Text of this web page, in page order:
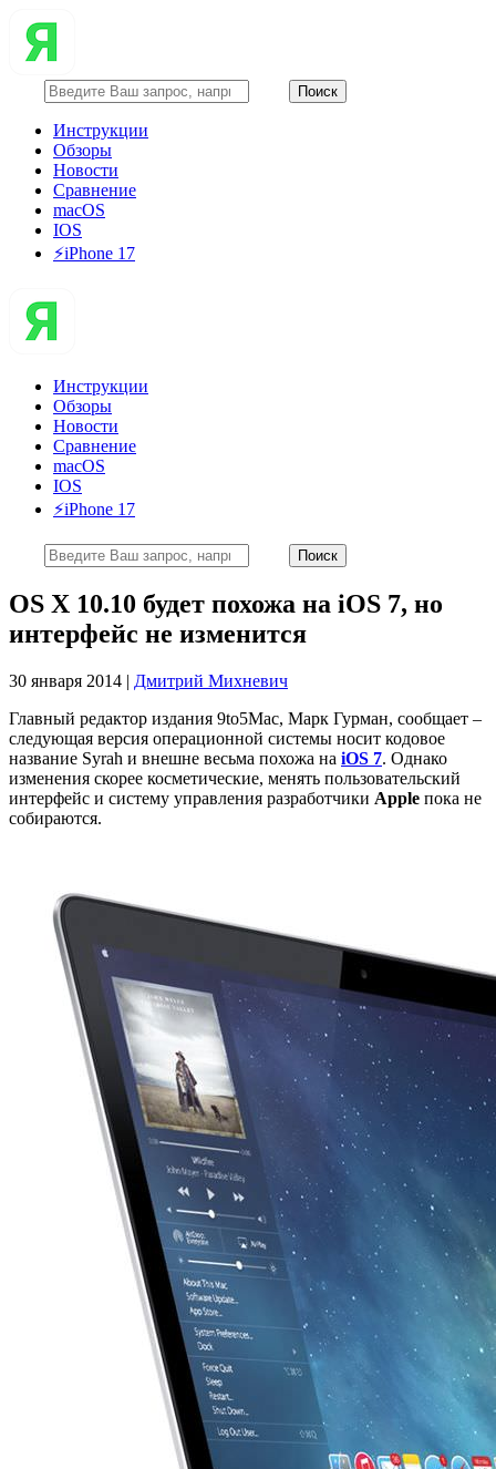
Инструкции
Обзоры
Новости
Сравнение
macOS
IOS
⚡️iPhone 17
Инструкции
Обзоры
Новости
Сравнение
macOS
IOS
⚡️iPhone 17
OS X 10.10 будет похожа на iOS 7, но
интерфейс не изменится
30 января 2014 | Дмитрий Михневич
Главный редактор издания 9to5Mac, Марк Гурман, сообщает –
следующая версия операционной системы носит кодовое
название Syrah и внешне весьма похожа на iOS 7. Однако
изменения скорее косметические, менять пользовательский
интерфейс и систему управления разработчики Apple пока не
собираются.